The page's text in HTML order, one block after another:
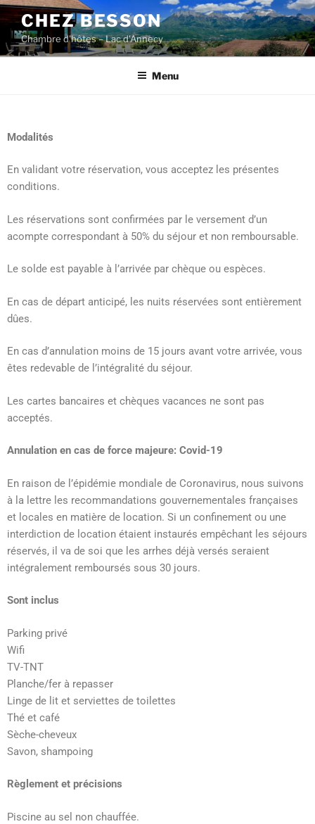
CHEZ BESSON
Chambre d'hôtes – Lac d'Annecy
Menu
Modalités
En validant votre réservation, vous acceptez les présentes
conditions.
Les réservations sont confirmées par le versement d’un
acompte correspondant à 50% du séjour et non remboursable.
Le solde est payable à l’arrivée par chèque ou espèces.
En cas de départ anticipé, les nuits réservées sont entièrement
dûes.
En cas d’annulation moins de 15 jours avant votre arrivée, vous
êtes redevable de l’intégralité du séjour.
Les cartes bancaires et chèques vacances ne sont pas
acceptés.
Annulation en cas de force majeure: Covid-19
En raison de l’épidémie mondiale de Coronavirus, nous suivons
à la lettre les recommandations gouvernementales françaises
et locales en matière de location. Si un confinement ou une
interdiction de location étaient instaurés empêchant les séjours
réservés, il va de soi que les arrhes déjà versés seraient
intégralement remboursés sous 30 jours.
Sont inclus
Parking privé
Wifi
TV-TNT
Planche/fer à repasser
Linge de lit et serviettes de toilettes
Thé et café
Sèche-cheveux
Savon, shampoing
Règlement et précisions
Piscine au sel non chauffée.